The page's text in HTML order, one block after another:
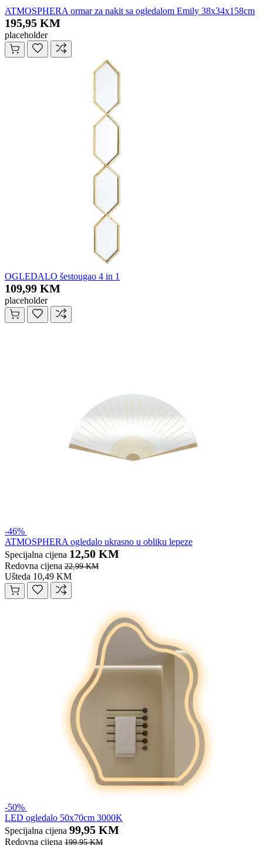
ATMOSPHERA ormar za nakit sa ogledalom Emily 38x34x158cm
195,95 KM
placeholder
OGLEDALO šestougao 4 in 1
109,99 KM
placeholder
-46%
ATMOSPHERA ogledalo ukrasno u obliku lepeze
Specijalna cijena 12,50 KM
Redovna cijena 22,99 KM
Ušteda 10,49 KM
-50%
LED ogledalo 50x70cm 3000K
Specijalna cijena 99,95 KM
Redovna cijena 199,95 KM